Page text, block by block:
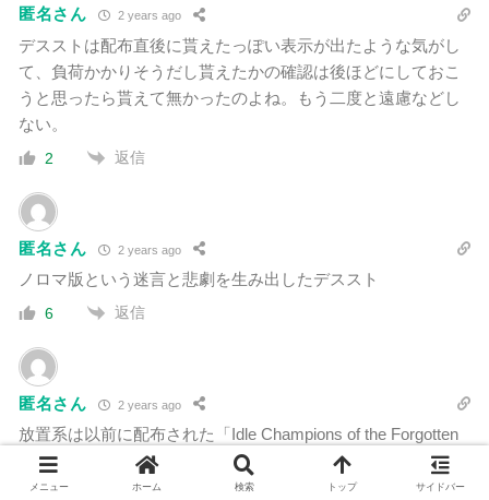
匿名さん 2 years ago
デスストは配布直後に貰えたっぽい表示が出たような気がし
て、負荷かかりそうだし貰えたかの確認は後ほどにしておこ
うと思ったら貰えて無かったのよね。もう二度と遠慮などし
ない。
2 返信
匿名さん 2 years ago
ノロマ版という迷言と悲劇を生み出したデススト
6 返信
匿名さん 2 years ago
放置系は以前に配布された「Idle Champions of the Forgotten
Realms」にハマった事があるから、これもハマりそうで怖い
な（笑
メニュー ホーム 検索 トップ サイドバー